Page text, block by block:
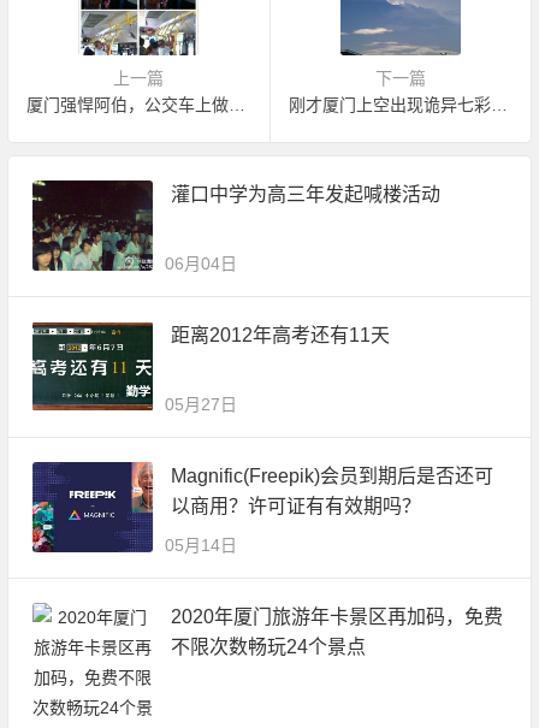
上一篇
厦门强悍阿伯，公交车上做引体向上
下一篇
刚才厦门上空出现诡异七彩云奇观
灌口中学为高三年发起喊楼活动
06月04日
距离2012年高考还有11天
05月27日
Magnific(Freepik)会员到期后是否还可
以商用？许可证有有效期吗？
05月14日
2020年厦门旅游年卡景区再加码，免费
不限次数畅玩24个景点